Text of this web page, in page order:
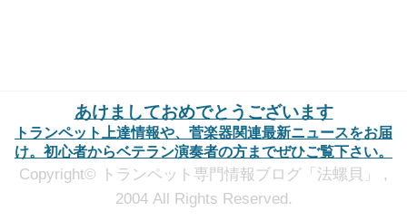
あけましておめでとうございます
トランペット上達情報や、菅楽器関連最新ニュースをお届
け。初心者からベテラン演奏者の方までぜひご覧下さい。
Copyright© トランペット専門情報ブログ「法螺貝」 ,
2004 All Rights Reserved.